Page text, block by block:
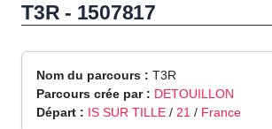
T3R - 1507817
Nom du parcours : T3R
Parcours crée par : DETOUILLON
Départ : IS SUR TILLE / 21 / France